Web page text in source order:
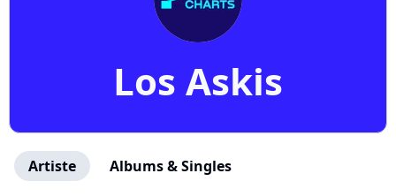
Los Askis
Artiste Albums & Singles